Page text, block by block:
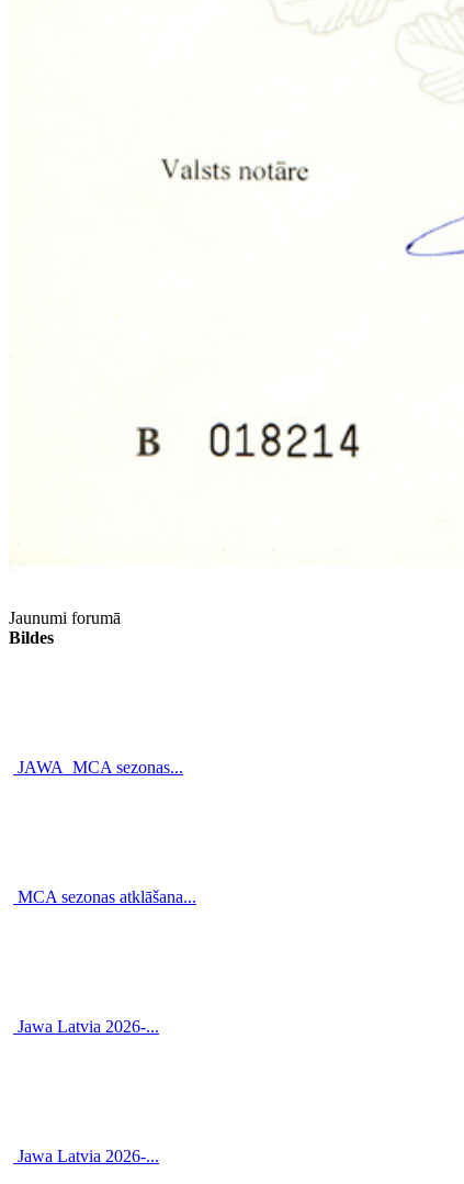
Jaunumi forumā
Bildes
JAWA_MCA sezonas...
MCA sezonas atklāšana...
Jawa Latvia 2026-...
Jawa Latvia 2026-...